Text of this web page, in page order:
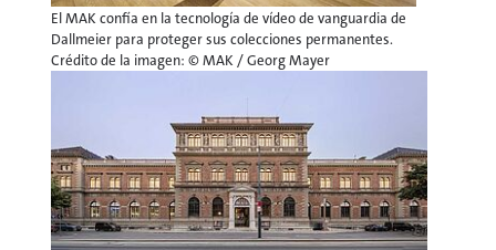
El MAK confía en la tecnología de vídeo de vanguardia de
Dallmeier para proteger sus colecciones permanentes.
Crédito de la imagen: © MAK / Georg Mayer